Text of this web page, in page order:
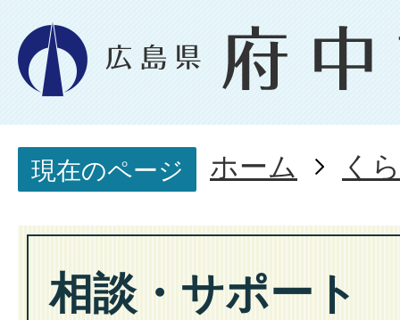
現在のページ ホーム く
相談・サポート